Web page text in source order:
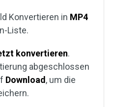
Konvertieren in MP4
Liste.
konvertieren.
abgeschlossen
Download, um die